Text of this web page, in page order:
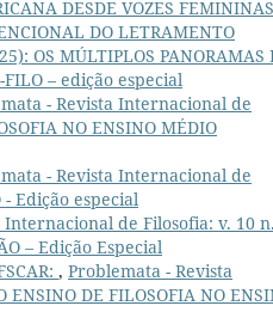
DESDE VOZES FEMININAS
DO LETRAMENTO
OS MÚLTIPLOS PANORAMAS
FILO – edição especial
- Revista Internacional de
NO ENSINO MÉDIO
- Revista Internacional de
- Edição especial
de Filosofia: v. 10
– Edição Especial
, Problemata - Revista
DE FILOSOFIA NO